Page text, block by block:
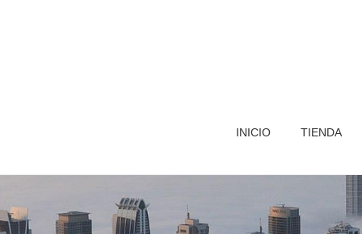
INICIO TIENDA